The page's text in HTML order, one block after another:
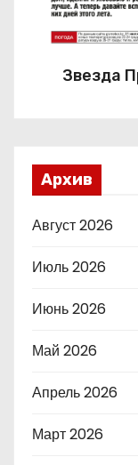
Звезда
Архив
Август 2026
Июль 2026
Июнь 2026
Май 2026
Апрель 2026
Март 2026